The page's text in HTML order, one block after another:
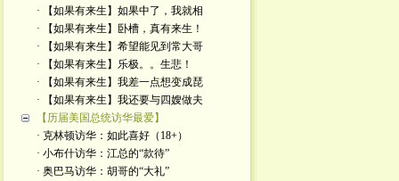
· 【如果有来生】如果中了，我就相
· 【如果有来生】卧槽，真有来生！
· 【如果有来生】希望能见到常大哥
· 【如果有来生】乐极。。生悲！
· 【如果有来生】我差一点想变成琵
· 【如果有来生】我还要与四嫂做夫
【历届美国总统访华最爱】
· 克林顿访华：如此喜好（18+）
· 小布什访华：江总的“款待”
· 奥巴马访华：胡哥的“大礼”